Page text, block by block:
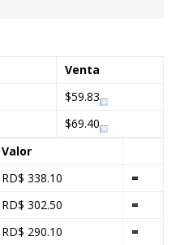
Venta
$59.83
$69.40
Valor
RD$ 338.10
=
RD$ 302.50
=
RD$ 290.10
=